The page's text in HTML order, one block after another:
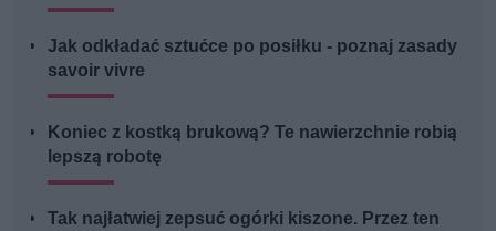
Jak odkładać sztućce po posiłku - poznaj zasady
savoir vivre
Koniec z kostką brukową? Te nawierzchnie robią
lepszą robotę
Tak najłatwiej zepsuć ogórki kiszone. Przez ten